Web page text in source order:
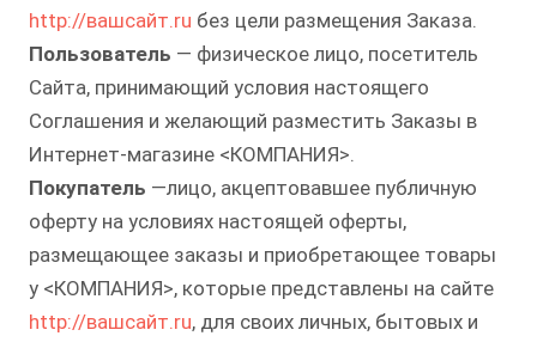
http://вашсайт.ru без цели размещения Заказа.
Пользователь — физическое лицо, посетитель
Сайта, принимающий условия настоящего
Соглашения и желающий разместить Заказы в
Интернет-магазине <КОМПАНИЯ>.
Покупатель —лицо, акцептовавшее публичную
оферту на условиях настоящей оферты,
размещающее заказы и приобретающее товары
у <КОМПАНИЯ>, которые представлены на сайте
http://вашсайт.ru, для своих личных, бытовых и